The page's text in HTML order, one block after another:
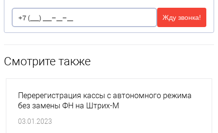
Жду звонка!
Смотрите также
Перерегистрация кассы с автономного режима
без замены ФН на Штрих-М
03.01.2023